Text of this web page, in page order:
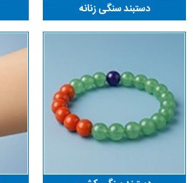
دستبند سنگی زنانه